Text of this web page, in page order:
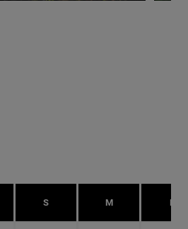
S M L